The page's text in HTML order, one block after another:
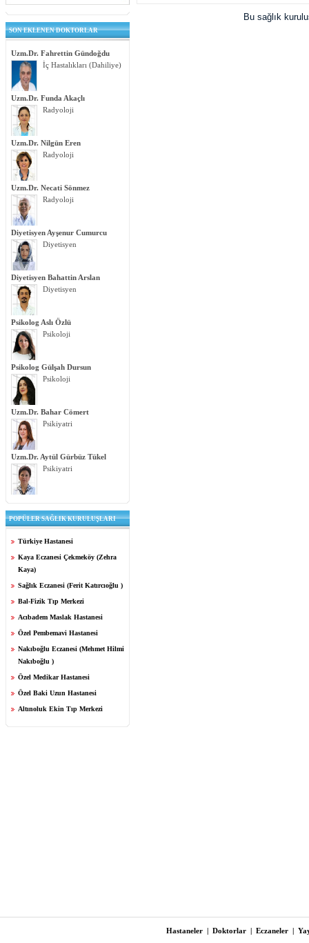
SON EKLENEN DOKTORLAR
Uzm.Dr. Fahrettin Gündoğdu
İç Hastalıkları (Dahiliye)
Uzm.Dr. Funda Akaçlı
Radyoloji
Uzm.Dr. Nilgün Eren
Radyoloji
Uzm.Dr. Necati Sönmez
Radyoloji
Diyetisyen Ayşenur Cumurcu
Diyetisyen
Diyetisyen Bahattin Arslan
Diyetisyen
Psikolog Aslı Özlü
Psikoloji
Psikolog Gülşah Dursun
Psikoloji
Uzm.Dr. Bahar Cömert
Psikiyatri
Uzm.Dr. Aytül Gürbüz Tükel
Psikiyatri
POPÜLER SAĞLIK KURULUŞLARI
Türkiye Hastanesi
Kaya Eczanesi Çekmeköy (Zehra
Kaya)
Sağlık Eczanesi (Ferit Katırcıoğlu )
Bal-Fizik Tıp Merkezi
Acıbadem Maslak Hastanesi
Özel Pembemavi Hastanesi
Nakıboğlu Eczanesi (Mehmet Hilmi
Nakıboğlu )
Özel Medikar Hastanesi
Özel Baki Uzun Hastanesi
Altınoluk Ekin Tıp Merkezi
Bu sağlık
Hastaneler | Doktorlar | Eczaneler |